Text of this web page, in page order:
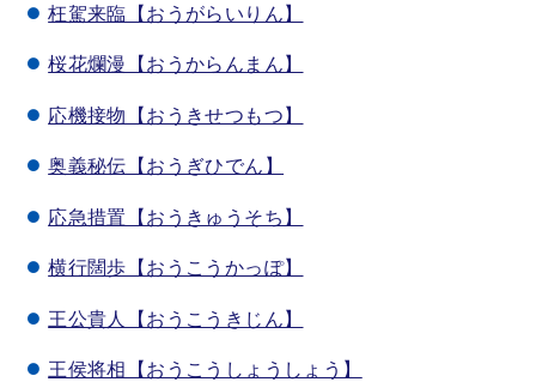
枉駕来臨【おうがらいりん】
桜花爛漫【おうからんまん】
応機接物【おうきせつもつ】
奥義秘伝【おうぎひでん】
応急措置【おうきゅうそち】
横行闊歩【おうこうかっぽ】
王公貴人【おうこうきじん】
王侯将相【おうこうしょうしょう】